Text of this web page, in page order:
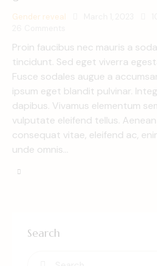
Gender reveal
Proin faucibus nec mauris a
tincidunt. Sed eget viverra
Fusce sodales augue a
ipsum eget blandit pulvinar.
dapibus. Vivamus elementum
vulputate eleifend tellus.
consequat vitae, eleifend ac,
unde omnis…
Search